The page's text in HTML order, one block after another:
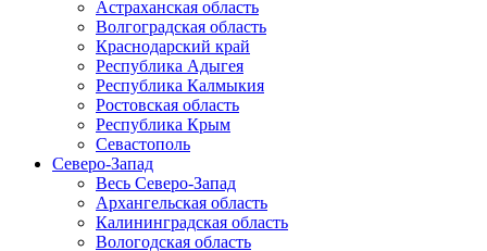
Астраханская область
Волгоградская область
Краснодарский край
Республика Адыгея
Республика Калмыкия
Ростовская область
Республика Крым
Севастополь
Северо-Запад
Весь Северо-Запад
Архангельская область
Калининградская область
Вологодская область